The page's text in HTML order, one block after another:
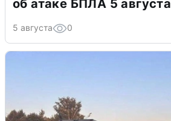
об атаке БПЛА 5 августа
5 августа 0